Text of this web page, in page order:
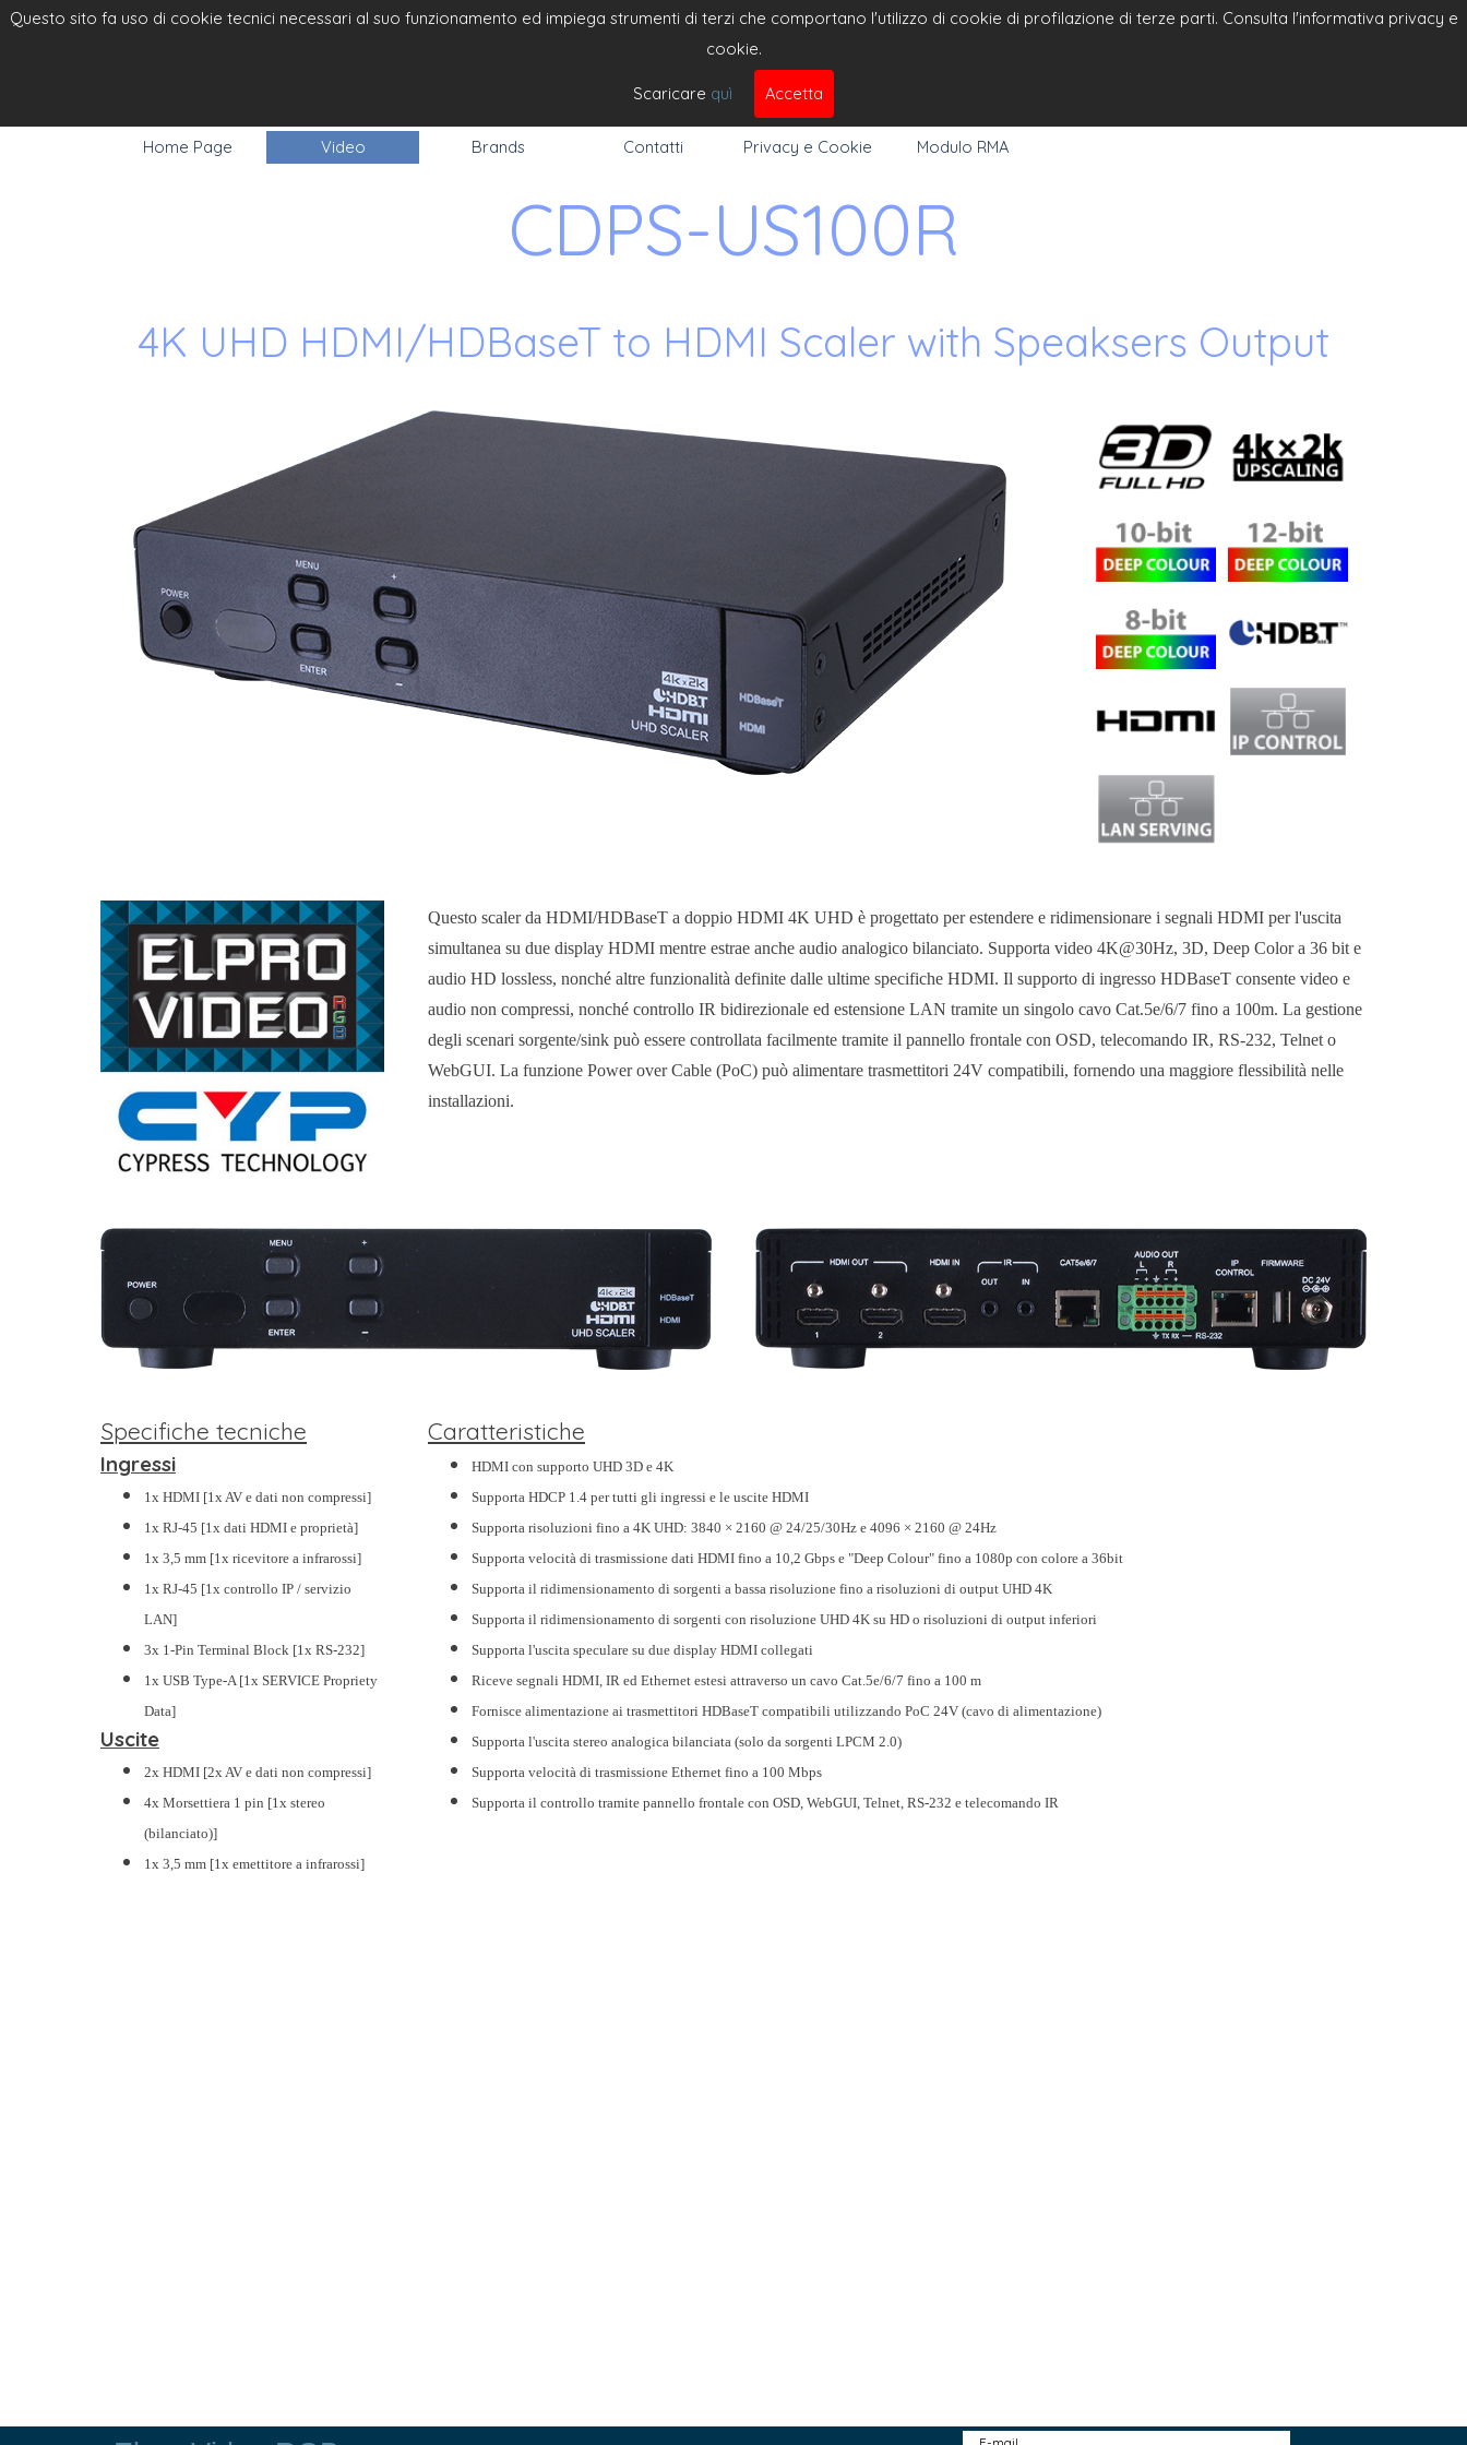
Questo sito fa uso di cookie tecnici necessari al suo funzionamento ed impiega strumenti di terzi che comportano l'utilizzo di cookie di profilazione di terze parti. Consulta l'informativa privacy e
cookie.
Scaricare quì Accetta
Home Page Video Brands Contatti Privacy e Cookie Modulo RMA
CDPS-US100R
4K UHD HDMI/HDBaseT to HDMI Scaler with Speaksers Output
Questo scaler da HDMI/HDBaseT a doppio HDMI 4K UHD è progettato per estendere e ridimensionare i segnali HDMI per l'uscita
simultanea su due display HDMI mentre estrae anche audio analogico bilanciato. Supporta video 4K@30Hz, 3D, Deep Color a 36 bit e
audio HD lossless, nonché altre funzionalità definite dalle ultime specifiche HDMI. Il supporto di ingresso HDBaseT consente video e
audio non compressi, nonché controllo IR bidirezionale ed estensione LAN tramite un singolo cavo Cat.5e/6/7 fino a 100m. La gestione
degli scenari sorgente/sink può essere controllata facilmente tramite il pannello frontale con OSD, telecomando IR, RS-232, Telnet o
WebGUI. La funzione Power over Cable (PoC) può alimentare trasmettitori 24V compatibili, fornendo una maggiore flessibilità nelle
installazioni.
Caratteristiche
HDMI con supporto UHD 3D e 4K
Supporta HDCP 1.4 per tutti gli ingressi e le uscite HDMI
Supporta risoluzioni fino a 4K UHD: 3840 × 2160 @ 24/25/30Hz e 4096 × 2160 @ 24Hz
Supporta velocità di trasmissione dati HDMI fino a 10,2 Gbps e "Deep Colour" fino a 1080p con colore a 36bit
Supporta il ridimensionamento di sorgenti a bassa risoluzione fino a risoluzioni di output UHD 4K
Supporta il ridimensionamento di sorgenti con risoluzione UHD 4K su HD o risoluzioni di output inferiori
Supporta l'uscita speculare su due display HDMI collegati
Riceve segnali HDMI, IR ed Ethernet estesi attraverso un cavo Cat.5e/6/7 fino a 100 m
Fornisce alimentazione ai trasmettitori HDBaseT compatibili utilizzando PoC 24V (cavo di alimentazione)
Supporta l'uscita stereo analogica bilanciata (solo da sorgenti LPCM 2.0)
Supporta velocità di trasmissione Ethernet fino a 100 Mbps
Supporta il controllo tramite pannello frontale con OSD, WebGUI, Telnet, RS-232 e telecomando IR
Specifiche tecniche
Ingressi
1x HDMI [1x AV e dati non compressi]
1x RJ-45 [1x dati HDMI e proprietà]
1x 3,5 mm [1x ricevitore a infrarossi]
1x RJ-45 [1x controllo IP / servizio
LAN]
3x 1-Pin Terminal Block [1x RS-232]
1x USB Type-A [1x SERVICE Propriety
Data]
Uscite
2x HDMI [2x AV e dati non compressi]
4x Morsettiera 1 pin [1x stereo
(bilanciato)]
1x 3,5 mm [1x emettitore a infrarossi]